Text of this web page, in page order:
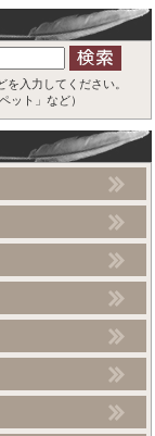
を入力してください。
ト」など）